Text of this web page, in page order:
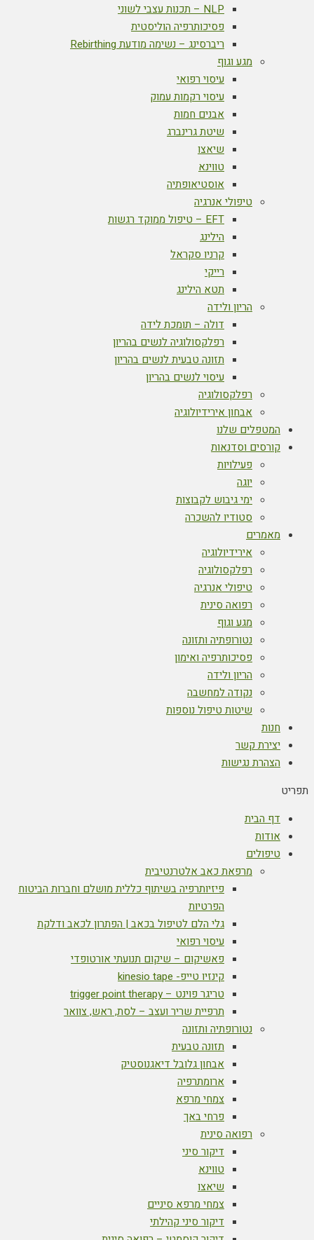
NLP – תכנות עצבי לשוני
פסיכותרפיה הוליסטית
ריברסינג – נשימה מודעת Rebirthing
מגע וגוף
עיסוי רפואי
עיסוי רקמות עמוק
אבנים חמות
שיטת גרינברג
שיאצו
טווינא
אוסטיאופתיה
טיפולי אנרגיה
EFT – טיפול ממוקד רגשות
הילינג
קרניו סקראל
רייקי
תטא הילינג
הריון ולידה
דולה – תומכת לידה
רפלקסולוגיה לנשים בהריון
תזונה טבעית לנשים בהריון
עיסוי לנשים בהריון
רפלקסולוגיה
אבחון אירידיולוגיה
המטפלים שלנו
קורסים וסדנאות
פעילויות
יוגה
ימי גיבוש לקבוצות
סטודיו להשכרה
מאמרים
אירידיולוגיה
רפלקסולוגיה
טיפולי אנרגיה
רפואה סינית
מגע וגוף
נטורופתיה ותזונה
פסיכותרפיה ואימון
הריון ולידה
נקודה למחשבה
שיטות טיפול נוספות
חנות
יצירת קשר
הצהרת נגישות
תפריט
דף הבית
אודות
טיפולים
מרפאת כאב אלטרנטיבית
פיזיותרפיה בשיתוף כללית מושלם וחברות הביטוח
הפרטיות
גלי הלם לטיפול בכאב | הפתרון לכאב ודלקת
עיסוי רפואי
פאשיקום – שיקום תנועתי אורטופדי
קינזיו טייפ- kinesio tape
טריגר פוינט – trigger point therapy
תרפיית שריר ועצב – לסת, ראש, צוואר
נטורופתיה ותזונה
תזונה טבעית
אבחון גלובל דיאגנוסטיק
ארומתרפיה
צמחי מרפא
פרחי באך
רפואה סינית
דיקור סיני
טווינא
שיאצו
צמחי מרפא סיניים
דיקור סיני קהילתי